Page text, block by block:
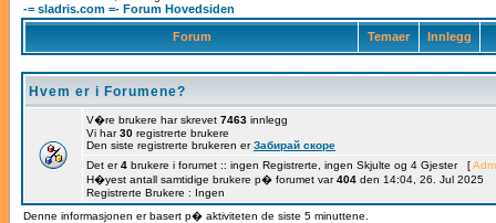
-= sladris.com =- Forum Hovedsiden
Forum Temaer Innlegg
Hvem er i Forumene?
V�re brukere har skrevet 7463 innlegg
Vi har30 registrerte brukere
Den siste registrerte brukeren erЗабирай скоре
Det er4 brukere i forumet :: ingen Registrerte, ingen Skjulte og 4 Gjester [
H�yest antall samtidige brukere p� forumet var404 den 14:04, 26. Jul 2025
Registrerte Brukere : Ingen
Denne informasjonen er basert p� aktiviteten de siste 5 minuttene.